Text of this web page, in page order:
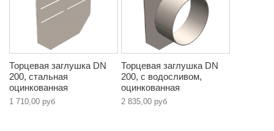
Торцевая заглушка DN
200, стальная
оцинкованная
1 710,00 руб
Торцевая заглушка DN
200, с водосливом,
оцинкованная
2 835,00 руб